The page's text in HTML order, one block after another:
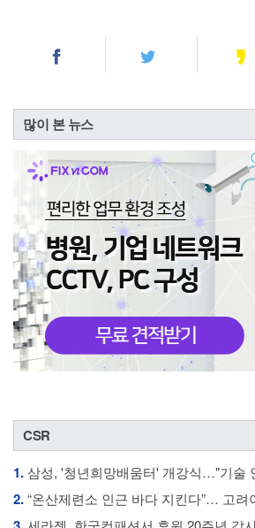
많이 본 뉴스
CSR
1.삼성, '청년희망배움터' 개강식…"기술
2.“온산제련소 인근 바다 지킨다”… 고려